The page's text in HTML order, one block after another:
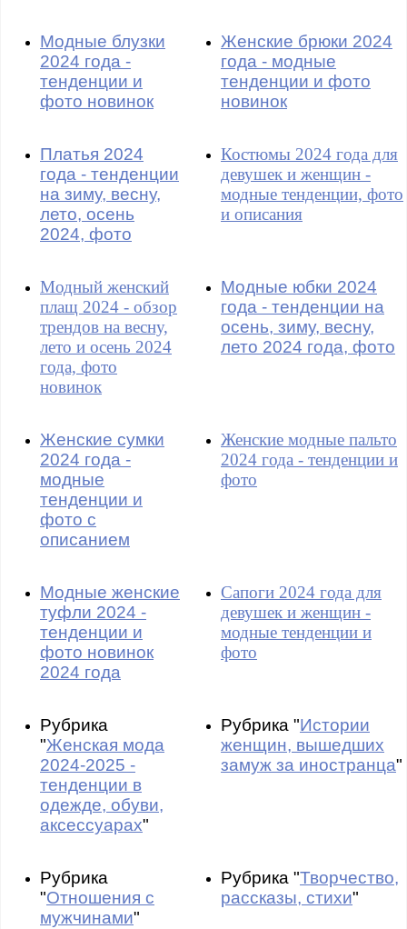
Модные блузки
2024 года -
тенденции и
фото новинок
Женские брюки 2024
года - модные
тенденции и фото
новинок
Платья 2024
года - тенденции
на зиму, весну,
лето, осень
2024, фото
Костюмы 2024 года для
девушек и женщин -
модные тенденции, фото
и описания
Модный женский
плащ 2024 - обзор
трендов на весну,
лето и осень 2024
года, фото
новинок
Модные юбки 2024
года - тенденции на
осень, зиму, весну,
лето 2024 года, фото
Женские сумки
2024 года -
модные
тенденции и
фото с
описанием
Женские модные пальто
2024 года - тенденции и
фото
Модные женские
туфли 2024 -
тенденции и
фото новинок
2024 года
Сапоги 2024 года для
девушек и женщин -
модные тенденции и
фото
Рубрика
"Женская мода
2024-2025 -
тенденции в
одежде, обуви,
аксессуарах"
Рубрика "Истории
женщин, вышедших
замуж за иностранца"
Рубрика
"Отношения с
мужчинами"
Рубрика "Творчество,
рассказы, стихи"